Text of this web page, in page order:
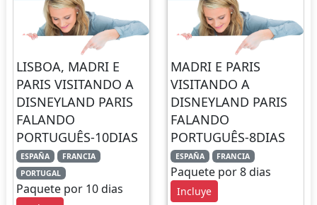
LISBOA, MADRI E
PARIS VISITANDO A
DISNEYLAND PARIS
FALANDO
PORTUGUÊS-10DIAS
ESPAÑA
FRANCIA
PORTUGAL
Paquete por 10 dias
MADRI E PARIS
VISITANDO A
DISNEYLAND PARIS
FALANDO
PORTUGUÊS-8DIAS
ESPAÑA FRANCIA
Paquete por 8 dias
Incluye